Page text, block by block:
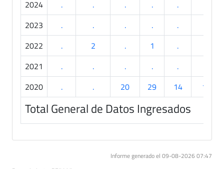
2024
. . . . .
2023
. . . . .
2022
. 2 . 1 .
2021
. . . . .
2020
. . 20 29 14 1
Total General de Datos Ingresados
Informe generado el 09-08-2026 07:47